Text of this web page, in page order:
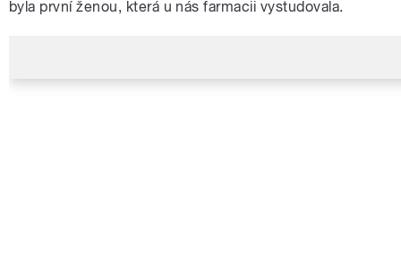
byla první ženou, která u nás farmacii vystudovala.